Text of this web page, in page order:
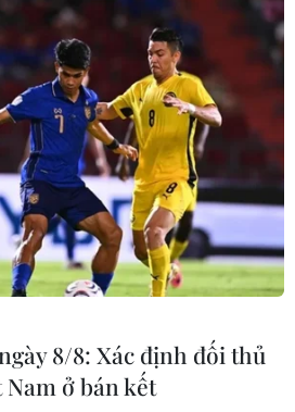
8/8: Xác định đối thủ
ở bán kết